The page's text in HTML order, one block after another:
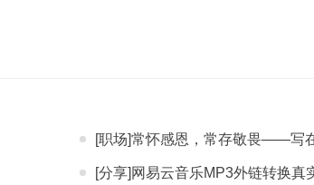
[职场]常怀感恩，常存敬畏——写
[分享]网易云音乐MP3外链转换真